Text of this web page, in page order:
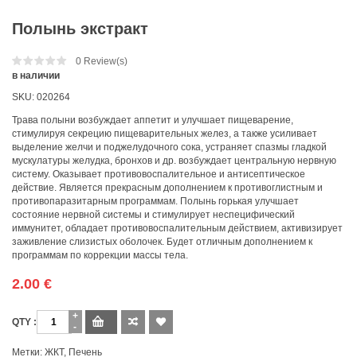
Полынь экстракт
0 Review(s)
в наличии
SKU: 020264
Трава полыни возбуждает аппетит и улучшает пищеварение,
стимулируя секрецию пищеварительных желез, а также усиливает
выделение желчи и поджелудочного сока, устраняет спазмы гладкой
мускулатуры желудка, бронхов и др. возбуждает центральную нервную
систему. Оказывает противовоспалительное и антисептическое
действие. Является прекрасным дополнением к противоглистным и
противопаразитарным программам. Полынь горькая улучшает
состояние нервной системы и стимулирует неспецифический
иммунитет, обладает противовоспалительным действием, активизирует
заживление слизистых оболочек. Будет отличным дополнением к
программам по коррекции массы тела.
2.00 €
Количество
Метки: ЖКТ, Печень